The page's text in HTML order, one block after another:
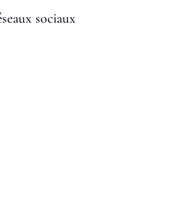
sociaux